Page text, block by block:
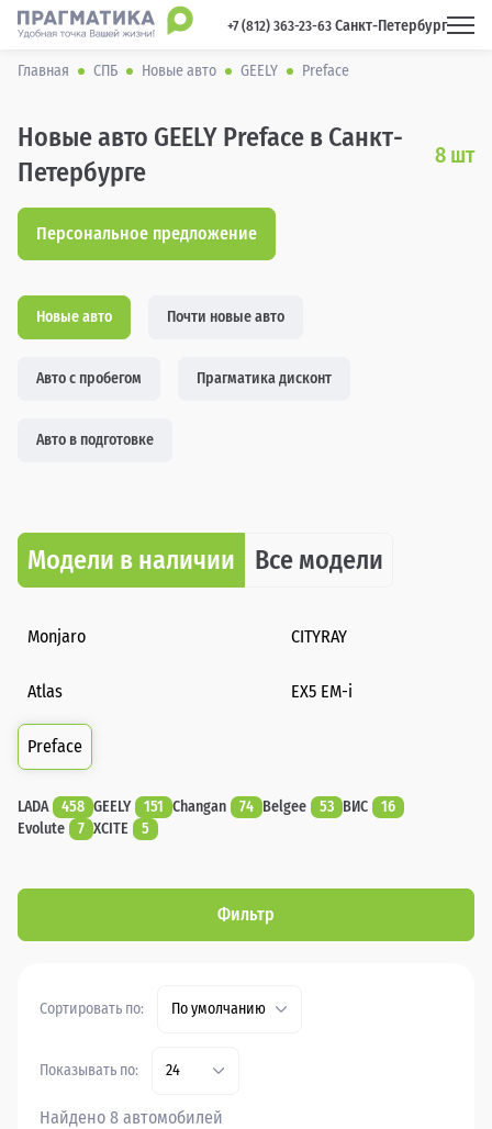
+7 (812) 363-23-63 Санкт-Петербург
Главная СПБ Новые авто GEELY Preface
Новые авто GEELY Preface в Санкт-
Петербурге
8 шт
Персональное предложение
Новые авто Почти новые авто
Авто с пробегом Прагматика дисконт
Авто в подготовке
Модели в наличии Все модели
Monjaro CITYRAY
Atlas EX5 EM-i
Preface
LADA 458 GEELY 151 Changan 74 Belgee 53 ВИС
16
Evolute
7 XCITE 5
Фильтр
Сортировать по: По умолчанию
Показывать по: 24
Найдено 8 автомобилей